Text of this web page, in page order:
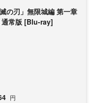
の刃」無限城編 第一章
通常版 [Blu-ray]
円